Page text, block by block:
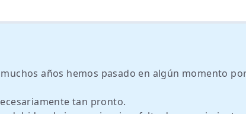
años hemos pasado en algún momento
tan pronto.